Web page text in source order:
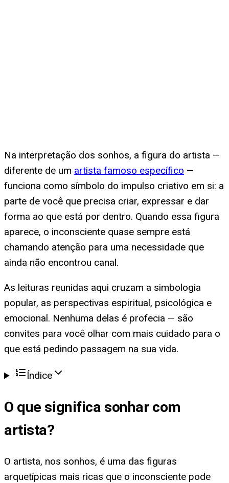
Na interpretação dos sonhos, a figura do artista —
diferente de um artista famoso específico —
funciona como símbolo do impulso criativo em si: a
parte de você que precisa criar, expressar e dar
forma ao que está por dentro. Quando essa figura
aparece, o inconsciente quase sempre está
chamando atenção para uma necessidade que
ainda não encontrou canal.
As leituras reunidas aqui cruzam a simbologia
popular, as perspectivas espiritual, psicológica e
emocional. Nenhuma delas é profecia — são
convites para você olhar com mais cuidado para o
que está pedindo passagem na sua vida.
Índice
O que significa sonhar com
artista?
O artista, nos sonhos, é uma das figuras
arquetípicas mais ricas que o inconsciente pode